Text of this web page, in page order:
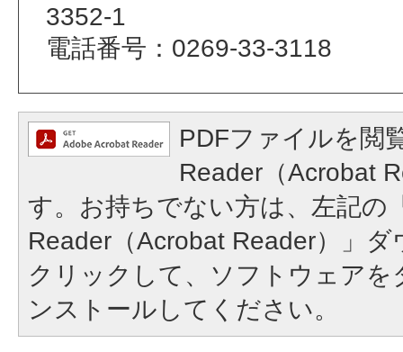
3352-1
電話番号：0269-33-3118
PDFファイルを閲
Reader（Acrobat
す。お持ちでない方は、左記の
Reader（Acrobat Reader）」
クリックして、ソフトウェア
ンストールしてください。